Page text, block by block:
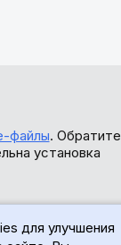
файлы. Обратите
установка
для улучшения